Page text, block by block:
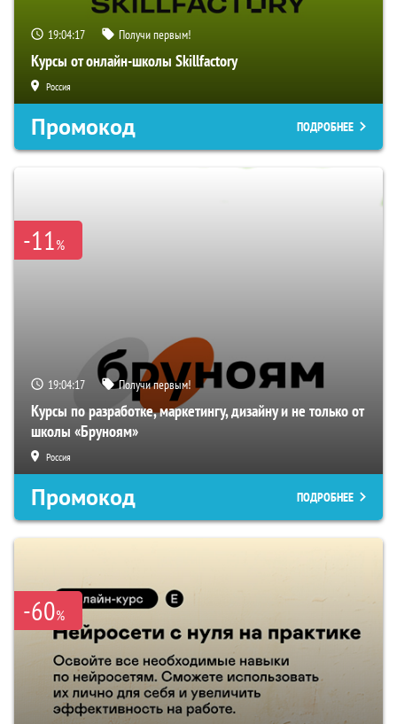
19:04:16 Получи первым!
Курсы от онлайн-школы Skillfactory
Россия
Промокод ПОДРОБНЕЕ
-11%
19:04:16 Получи первым!
Курсы по разработке, маркетингу, дизайну и не только от
школы «Бруноям»
Россия
Промокод ПОДРОБНЕЕ
-60%